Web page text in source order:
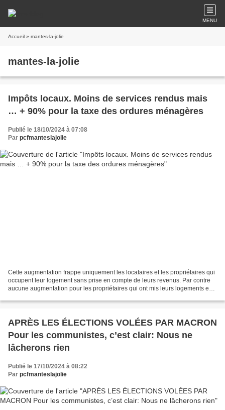
MENU
Accueil » mantes-la-jolie
mantes-la-jolie
Impôts locaux. Moins de services rendus mais
… + 90% pour la taxe des ordures ménagères
Publié le 18/10/2024 à 07:08
Par pcfmanteslajolie
Cette augmentation frappe uniquement les locataires et les propriétaires qui
occupent leur logement sans prise en compte de leurs revenus. Par contre
aucune augmentation pour les propriétaires qui ont mis leurs logements en
APRÈS LES ÉLECTIONS VOLÉES PAR MACRON
Pour les communistes, c’est clair: Nous ne
lâcherons rien
Publié le 17/10/2024 à 08:22
Par pcfmanteslajolie